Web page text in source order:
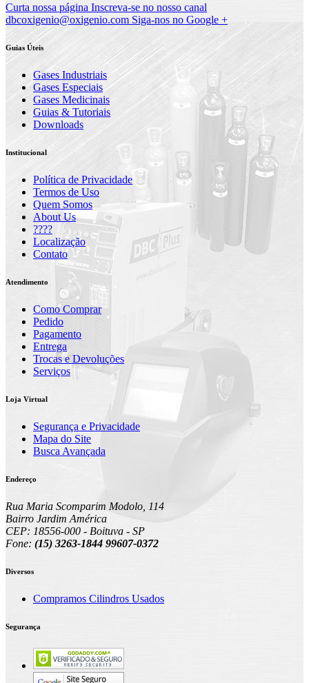
Curta nossa página Inscreva-se no nosso canal
dbcoxigenio@oxigenio.com Siga-nos no Google +
Guias Úteis
Gases Industriais
Gases Especiais
Gases Medicinais
Guias & Tutoriais
Downloads
Institucional
Política de Privacidade
Termos de Uso
Quem Somos
About Us
????
Localização
Contato
Atendimento
Como Comprar
Pedido
Pagamento
Entrega
Trocas e Devoluções
Serviços
Loja Virtual
Segurança e Privacidade
Mapa do Site
Busca Avançada
Endereço
Rua Maria Scomparim Modolo, 114
Bairro Jardim América
CEP: 18556-000 - Boituva - SP
Fone: (15) 3263-1844 99607-0372
Diversos
Compramos Cilindros Usados
Segurança